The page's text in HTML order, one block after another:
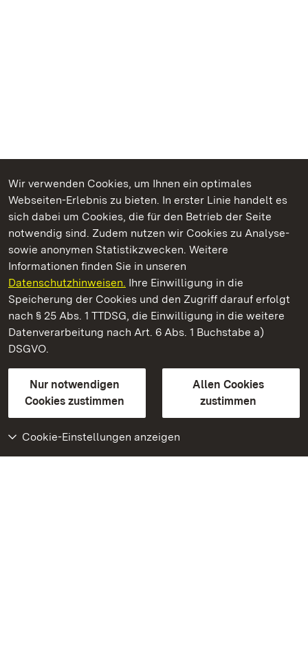
Wir verwenden Cookies, um Ihnen ein optimales
Webseiten-Erlebnis zu bieten. In erster Linie handelt es
sich dabei um Cookies, die für den Betrieb der Seite
notwendig sind. Zudem nutzen wir Cookies zu Analyse-
sowie anonymen Statistikzwecken. Weitere
Informationen finden Sie in unseren
Datenschutzhinweisen. Ihre Einwilligung in die
Speicherung der Cookies und den Zugriff darauf erfolgt
nach § 25 Abs. 1 TTDSG, die Einwilligung in die weitere
Datenverarbeitung nach Art. 6 Abs. 1 Buchstabe a)
DSGVO.
Nur notwendigen
Cookies zustimmen
Allen Cookies
zustimmen
Cookie-Einstellungen anzeigen
Kommen. Staunen. Genießen.
Kloster und Schloss Salem
Staatliche Schlösser und Gärten Baden-Württemberg
Kontakt
GebärdenspracheLeichte Sprache
Erklärung zur Barrierefreiheit
BITV-konform (geprüfte Seiten)
Weiteres